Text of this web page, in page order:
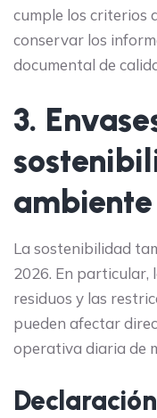
cumple los criterios
conservar los
documental de
3.
ambiente
La sostenibilidad
2026. En particular,
residuos y las
pueden afectar
operativa diaria de